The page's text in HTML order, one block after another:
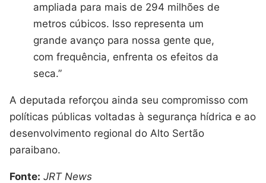
ampliada para mais de 294 milhões de
metros cúbicos. Isso representa um
grande avanço para nossa gente que,
com frequência, enfrenta os efeitos da
seca.”
A deputada reforçou ainda seu compromisso com
políticas públicas voltadas à segurança hídrica e ao
desenvolvimento regional do Alto Sertão
paraibano.
Fonte: JRT News